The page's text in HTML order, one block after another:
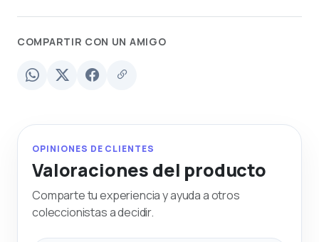
COMPARTIR CON UN AMIGO
OPINIONES DE CLIENTES
Valoraciones del producto
Comparte tu experiencia y ayuda a otros
coleccionistas a decidir.